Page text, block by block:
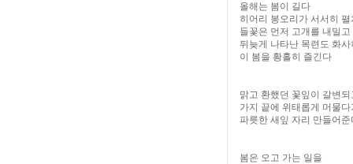
올해는 봄이 길다
히어리 봉오리가 서서히 펼
들꽃은 먼저 고개를 내밀고
뒤늦게 나타난 목련도 화사
이 봄을 황홀히 즐긴다
맑고 환했던 꽃잎이 갈변되
가지 끝에 위태롭게 머물다
파릇한 새잎 자리 만들어준
봄은 오고 가는 일을